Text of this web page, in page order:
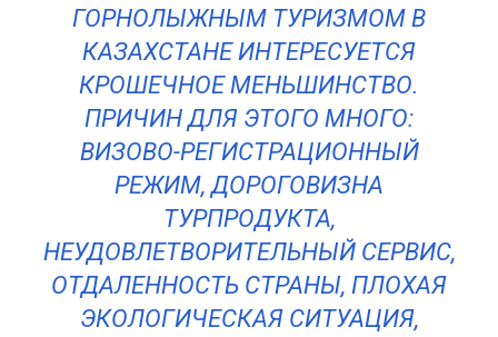
ГОРНОЛЫЖНЫМ ТУРИЗМОМ В
КАЗАХСТАНЕ ИНТЕРЕСУЕТСЯ
КРОШЕЧНОЕ МЕНЬШИНСТВО.
ПРИЧИН ДЛЯ ЭТОГО МНОГО:
ВИЗОВО-РЕГИСТРАЦИОННЫЙ
РЕЖИМ, ДОРОГОВИЗНА
ТУРПРОДУКТА,
НЕУДОВЛЕТВОРИТЕЛЬНЫЙ СЕРВИС,
ОТДАЛЕННОСТЬ СТРАНЫ, ПЛОХАЯ
ЭКОЛОГИЧЕСКАЯ СИТУАЦИЯ,